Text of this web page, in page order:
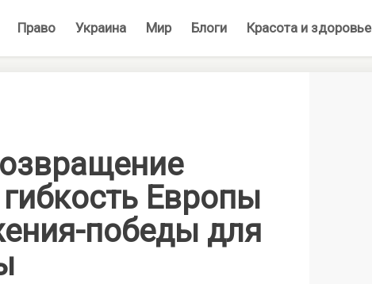
Право Украина Мир Блоги Красота и здоровье
гибкость Европы
победы для